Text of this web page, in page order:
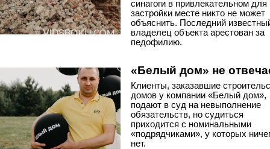
синагоги в привлекательном для
застройки месте никто не может
объяснить. Последний
владелец объекта арестован за
педофилию.
«Белый дом» не
Клиенты, заказавшие
домов у компании «Белый дом»,
подают в суд на невыполнение
обязательств, но судиться
приходится с номинальными
«подрядчиками», у которых
нет.